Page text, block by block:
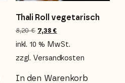
Thali Roll vegetarisch
8,20€ 7,38 €
inkl. 10 % MwSt.
zzgl. Versandkosten
In den Warenkorb